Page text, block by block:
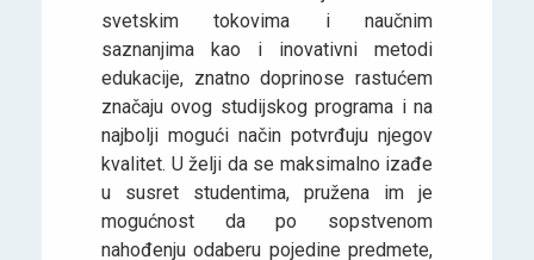
svetskim tokovima i naučnim
saznanjima kao i inovativni metodi
edukacije, znatno doprinose rastućem
značaju ovog studijskog programa i na
najbolji mogući način potvrđuju njegov
kvalitet. U želji da se maksimalno izađe
u susret studentima, pružena im je
mogućnost da po sopstvenom
nahođenju odaberu pojedine predmete,